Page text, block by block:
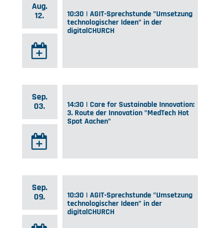
Aug.
12.
10:30 | AGIT-Sprechstunde "Umsetzung
technologischer Ideen" in der
digitalCHURCH
Sep.
03.
14:30 | Care for Sustainable Innovation:
3. Route der Innovation "MedTech Hot
Spot Aachen"
Sep.
09.
10:30 | AGIT-Sprechstunde "Umsetzung
technologischer Ideen" in der
digitalCHURCH